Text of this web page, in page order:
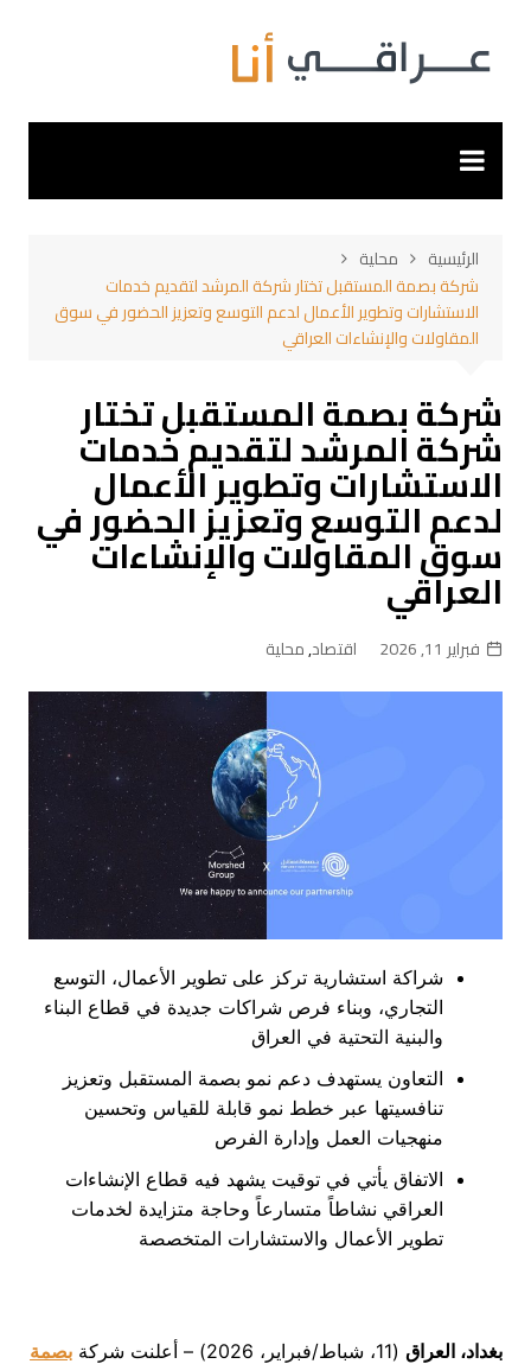
المحتوى
الرئيسية
محلية
شركة بصمة المستقبل تختار شركة المرشد لتقديم خدمات
الاستشارات وتطوير الأعمال لدعم التوسع وتعزيز الحضور في سوق
المقاولات والإنشاءات العراقي
شركة بصمة المستقبل تختار
شركة المرشد لتقديم خدمات
الاستشارات وتطوير الأعمال
لدعم التوسع وتعزيز الحضور في
سوق المقاولات والإنشاءات
العراقي
فبراير 11, 2026 اقتصاد,محلية
شراكة استشارية تركز على تطوير الأعمال، التوسع
التجاري، وبناء فرص شراكات جديدة في قطاع البناء
والبنية التحتية في العراق
التعاون يستهدف دعم نمو بصمة المستقبل وتعزيز
تنافسيتها عبر خطط نمو قابلة للقياس وتحسين
منهجيات العمل وإدارة الفرص
الاتفاق يأتي في توقيت يشهد فيه قطاع الإنشاءات
العراقي نشاطاً متسارعاً وحاجة متزايدة لخدمات
تطوير الأعمال والاستشارات المتخصصة
بغداد، العراق (11، شباط/فبراير، 2026) – أعلنت شركة
بصمة